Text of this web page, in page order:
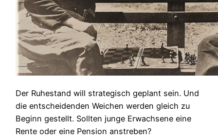
Der Ruhestand will strategisch geplant sein. Und
die entscheidenden Weichen werden gleich zu
Beginn gestellt. Sollten junge Erwachsene eine
Rente oder eine Pension anstreben?